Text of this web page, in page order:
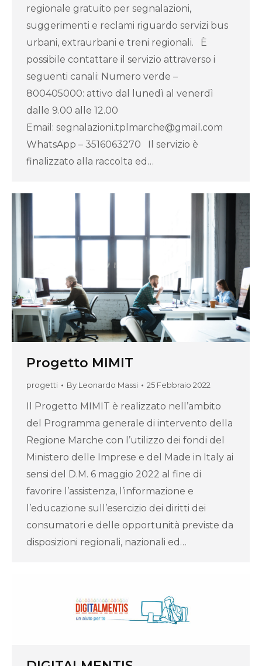
regionale gratuito per segnalazioni,
suggerimenti e reclami riguardo servizi bus
urbani, extraurbani e treni regionali. È
possibile contattare il servizio attraverso i
seguenti canali: Numero verde –
800405000: attivo dal lunedì al venerdì
dalle 9.00 alle 12.00
Email: segnalazioni.tplmarche@gmail.com
WhatsApp – 3516063270 Il servizio è
finalizzato alla raccolta ed…
Progetto MIMIT
progetti By Leonardo Massi 25 Febbraio 2022
Il Progetto MIMIT è realizzato nell’ambito
del Programma generale di intervento della
Regione Marche con l’utilizzo dei fondi del
Ministero delle Imprese e del Made in Italy ai
sensi del D.M. 6 maggio 2022 al fine di
favorire l’assistenza, l’informazione e
l’educazione sull’esercizio dei diritti dei
consumatori e delle opportunità previste da
disposizioni regionali, nazionali ed…